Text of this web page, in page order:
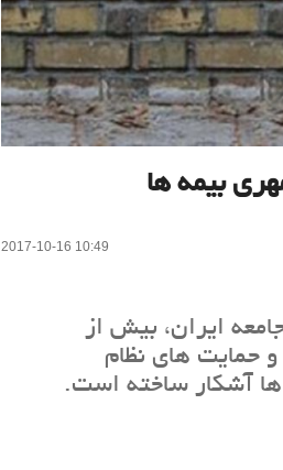
بیمه ها
2017-10-16 10:49
ایران، بیش از
حمایت های نظام
ها آشکار ساخته است.